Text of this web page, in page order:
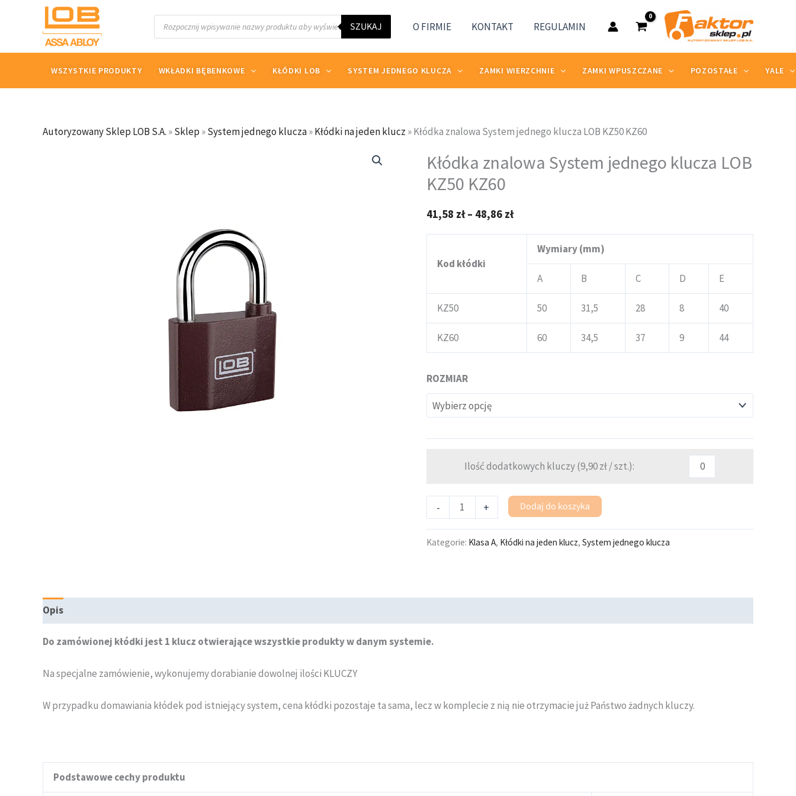
Wyszukiwarka
produktów SZUKAJ O FIRMIE KONTAKT REGULAMIN
WSZYSTKIE PRODUKTY WKŁADKI BĘBENKOWE KŁÓDKI LOB SYSTEM JEDNEGO KLUCZA ZAMKI WIERZCHNIE ZAMKI WPUSZCZANE POZOSTAŁE YALE
Autoryzowany Sklep LOB S.A. »Sklep »System jednego klucza»Kłódki na jeden klucz »Kłódka znalowa System jednego klucza LOB KZ50 KZ60
Kłódka znalowa System jednego klucza LOB
KZ50 KZ60
41,58 zł – 48,86 zł
cen:
do
Kod kłódki
Wymiary (mm)
A B C D E
KZ50 50 31,5 28 8 40
KZ60 60 34,5 37 9 44
ROZMIAR
Ilość dodatkowych kluczy (9,90zł/ szt.):
-
Kłódka
znalowa
jednego
KZ50
+ Dodaj do koszyka
Kategorie: Klasa A, Kłódki na jeden klucz, System jednego klucza
Opis
Do zamówionej kłódki jest 1 klucz otwierające wszystkie produkty w danym systemie.
Na specjalne zamówienie, wykonujemy dorabianie dowolnej ilości KLUCZY
W przypadku domawiania kłódek pod istniejący system, cena kłódki pozostaje ta sama, lecz w komplecie z nią nie otrzymacie już Państwo żadnych kluczy.
Podstawowe cechy produktu
41,58 zł
do
48,86 zł